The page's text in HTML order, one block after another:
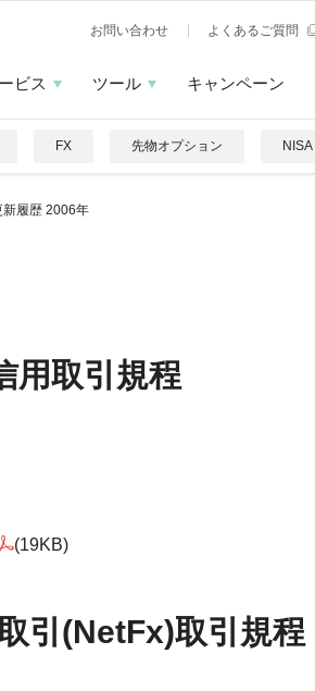
お問い合わせ よくあるご質問
ビス ツール キャンペーン
FX 先物オプション NISA
新履歴 2006年
取引規程
(19KB)
引(NetFx)取引規程